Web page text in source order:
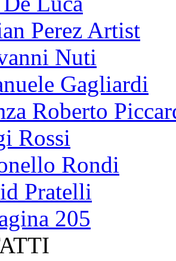
Perez Artist
Nuti
Gagliardi
Roberto
Rossi
Rondi
Pratelli
205